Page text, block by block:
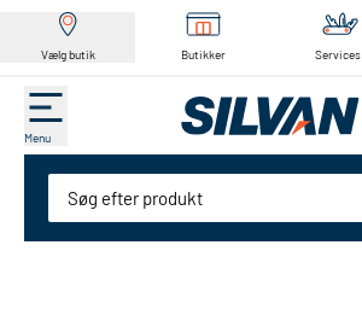
Vælg butik Butikker Services
Menu